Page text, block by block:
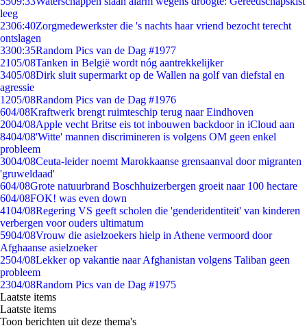
leeg
2306:40Zorgmedewerkster die 's nachts haar vriend bezocht terecht
ontslagen
3300:35Random Pics van de Dag #1977
2105/08Tanken in België wordt nóg aantrekkelijker
3405/08Dirk sluit supermarkt op de Wallen na golf van diefstal en
agressie
1205/08Random Pics van de Dag #1976
604/08Kraftwerk brengt ruimteschip terug naar Eindhoven
2004/08Apple vecht Britse eis tot inbouwen backdoor in iCloud aan
8404/08'Witte' mannen discrimineren is volgens OM geen enkel
probleem
3004/08Ceuta-leider noemt Marokkaanse grensaanval door migranten
'gruweldaad'
604/08Grote natuurbrand Boschhuizerbergen groeit naar 100 hectare
604/08FOK! was even down
4104/08Regering VS geeft scholen die 'genderidentiteit' van kinderen
verbergen voor ouders ultimatum
5904/08Vrouw die asielzoekers hielp in Athene vermoord door
Afghaanse asielzoeker
2504/08Lekker op vakantie naar Afghanistan volgens Taliban geen
probleem
2304/08Random Pics van de Dag #1975
Laatste items
Laatste items
Toon berichten uit deze thema's